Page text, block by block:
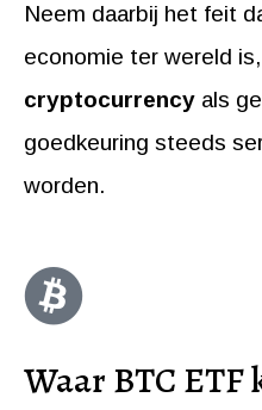
Neem daarbij het feit
economie ter wereld
cryptocurrency als
goedkeuring steeds
worden.
Waar BTC ETF